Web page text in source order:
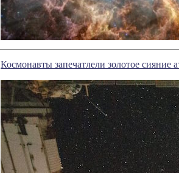
Космонавты запечатлели золотое сияние